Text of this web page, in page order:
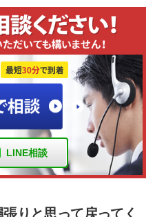
LINE相談
りと思って戻ってく